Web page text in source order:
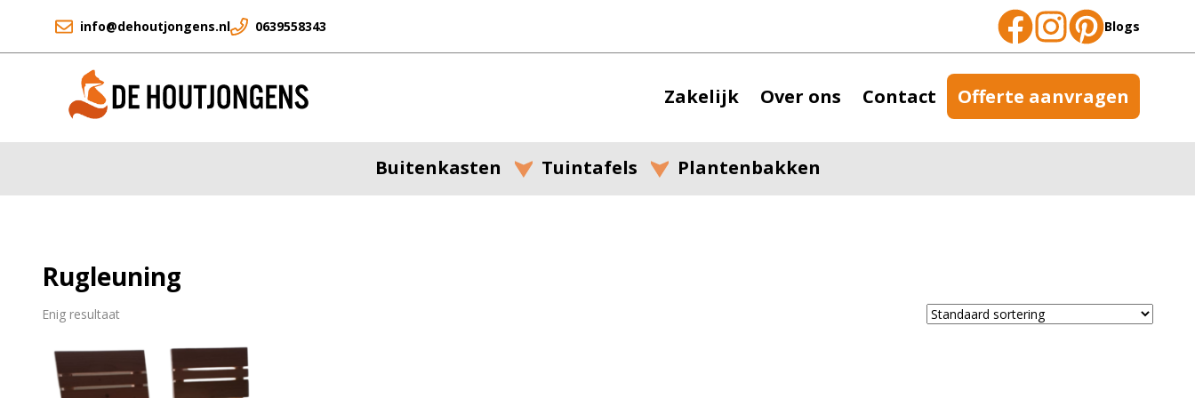
info@dehoutjongens.nl 0639558343 Blogs
Zakelijk Over ons Contact Offerte aanvragen
Buitenkasten Tuintafels Plantenbakken
Rugleuning
Enig resultaat